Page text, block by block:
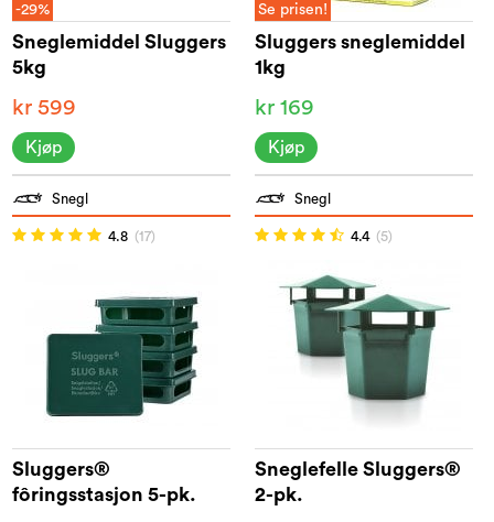
-29%
Sneglemiddel Sluggers
5kg
kr 599
Kjøp
Se prisen!
Sluggers sneglemiddel
1kg
kr 169
Kjøp
Snegl
4.8 (17)
Sluggers®
fôringsstasjon 5-pk.
Snegl
4.4 (5)
Sneglefelle Sluggers®
2-pk.